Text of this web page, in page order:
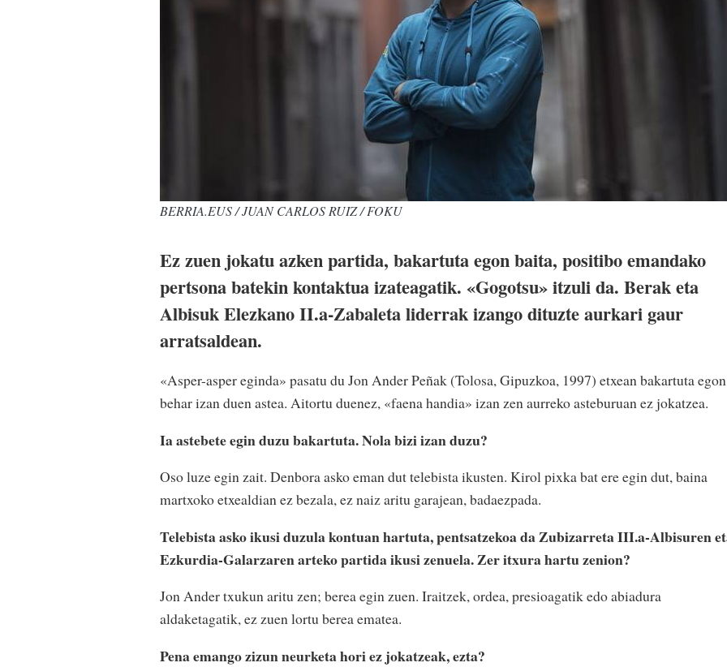
BERRIA.EUS / JUAN CARLOS RUIZ / FOKU
Ez zuen jokatu azken partida, bakartuta egon baita, positibo emandako
pertsona batekin kontaktua izateagatik. «Gogotsu» itzuli da. Berak eta
Albisuk Elezkano II.a-Zabaleta liderrak izango dituzte aurkari gaur
arratsaldean.
«Asper-asper eginda» pasatu du Jon Ander Peñak (Tolosa, Gipuzkoa, 1997) etxean bakartuta egon
behar izan duen astea. Aitortu duenez, «faena handia» izan zen aurreko asteburuan ez jokatzea.
Ia astebete egin duzu bakartuta. Nola bizi izan duzu?
Oso luze egin zait. Denbora asko eman dut telebista ikusten. Kirol pixka bat ere egin dut, baina
martxoko etxealdian ez bezala, ez naiz aritu garajean, badaezpada.
Telebista asko ikusi duzula kontuan hartuta, pentsatzekoa da Zubizarreta III.a-Albisuren
Ezkurdia-Galarzaren arteko partida ikusi zenuela. Zer itxura hartu zenion?
Jon Ander txukun aritu zen; berea egin zuen. Iraitzek, ordea, presioagatik edo abiadura
aldaketagatik, ez zuen lortu berea ematea.
Pena emango zizun neurketa hori ez jokatzeak, ezta?